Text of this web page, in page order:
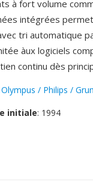
à fort volume
intégrées
tri automatique
àux logiciels
continu dès
Olympus / Philips /
initiale: 1994